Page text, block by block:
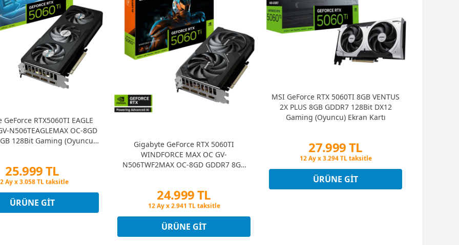
RTX5060TI EAGLE
N506TEAGLEMAX OC-8GD
128Bit Gaming (Oyuncu)
25.999 TL
Fiyatına 3 Taksit
Peşin Fiyatına 3 Taksit
ÜRÜNE GIT
Gigabyte GeForce RTX 5060TI
WINDFORCE MAX OC GV-
N506TWF2MAX OC-8GD GDDR7 8GB
24.999 TL
Peşin Fiyatına 3 Taksit
Peşin Fiyatına 3 Taksit
ÜRÜNE GIT
MSI GeForce RTX 5060TI 8GB VENTUS
2X PLUS 8GB GDDR7 128Bit DX12
Gaming (Oyuncu) Ekran Kartı
27.999 TL
Peşin Fiyatına 3 Taksit
Peşin Fiyatına 3 Taksit
ÜRÜNE GIT